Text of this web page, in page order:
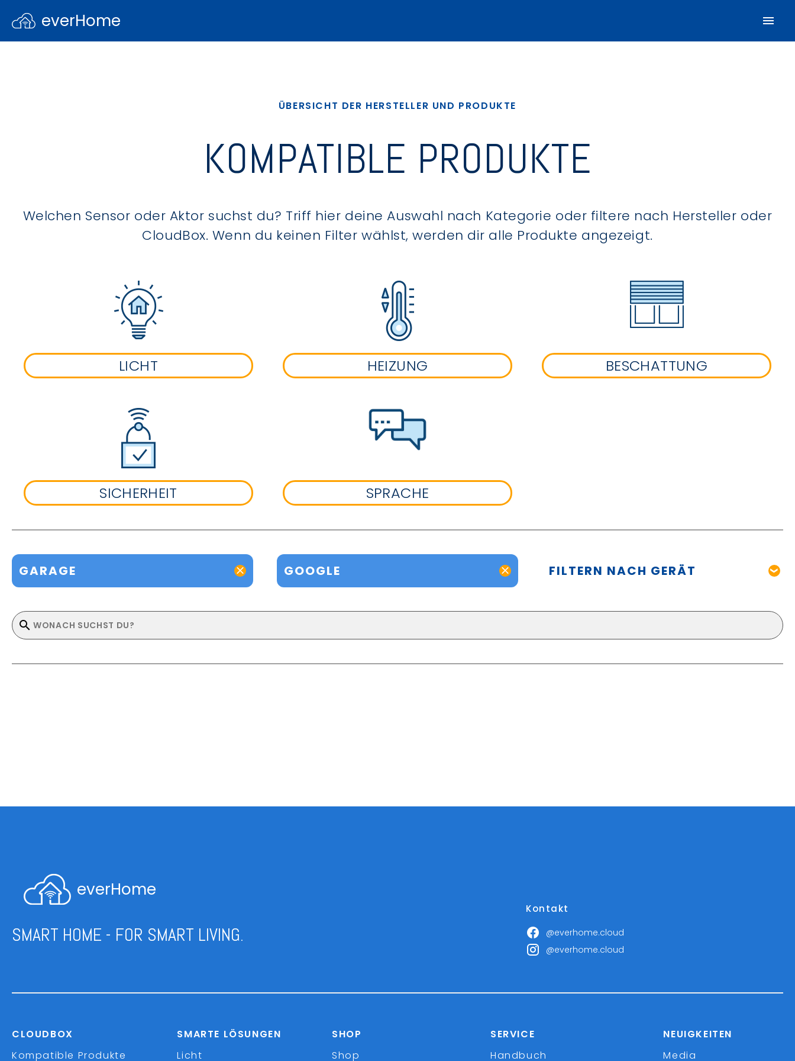
everHome
ÜBERSICHT DER HERSTELLER UND PRODUKTE
KOMPATIBLE PRODUKTE
Welchen Sensor oder Aktor suchst du? Triff hier deine Auswahl nach Kategorie oder filtere nach Hersteller oder
CloudBox. Wenn du keinen Filter wählst, werden dir alle Produkte angezeigt.
LICHT HEIZUNG BESCHATTUNG
SICHERHEIT SPRACHE
GARAGE GOOGLE FILTERN NACH GERÄT
everHome
SMART HOME - FOR SMART LIVING.
Kontakt
@everhome.cloud
@everhome.cloud
CLOUDBOX
Kompatible Produkte
SMARTE LÖSUNGEN
Licht
SHOP
Shop
SERVICE
Handbuch
NEUIGKEITEN
Media